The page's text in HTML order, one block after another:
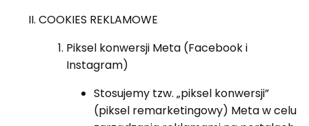
COOKIES REKLAMOWE
Piksel konwersji Meta (Facebook i
Instagram)
Stosujemy tzw. „piksel konwersji”
(piksel remarketingowy) Meta w celu